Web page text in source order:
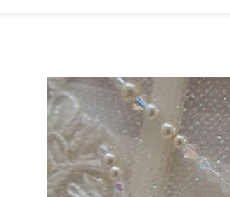
Medias de compresión alta (20-
Medias de Compresión
Antiembólicas
Medias de compresión
Deportivas